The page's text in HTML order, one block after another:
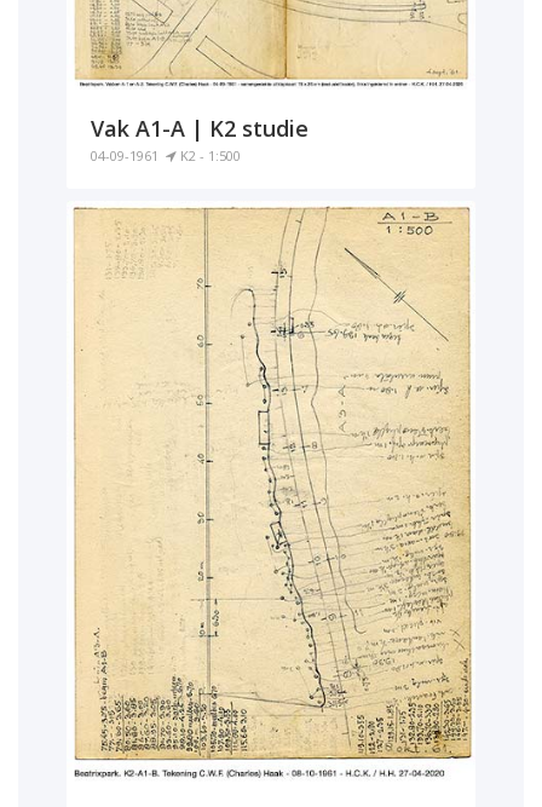
Vak A1-A | K2 studie
04-09-1961 K2 - 1:500